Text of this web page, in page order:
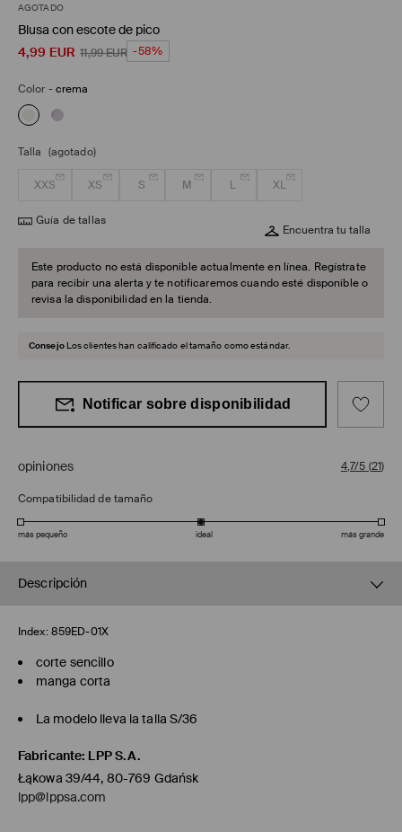
AGOTADO
Blusa con escote de pico
4,99 EUR 11,99EUR -58%
Color -crema
Talla (agotado)
XXS XS S M L XL
Guía de tallas
Encuentra tu talla
Este producto no está disponible actualmente en línea. Regístrate
para recibir una alerta y te notificaremos cuando esté disponible o
revisa la disponibilidad en la tienda.
Consejo Los clientes han calificado el tamaño como estándar.
Notificar sobre disponibilidad
opiniones 4,7/5 (21)
Compatibilidad de tamaño
más pequeño ideal más grande
Descripción
Index: 859ED-01X
corte sencillo
manga corta
La modelo lleva la talla S/36
Fabricante: LPP S.A.
Łąkowa 39/44, 80-769 Gdańsk
lpp@lppsa.com